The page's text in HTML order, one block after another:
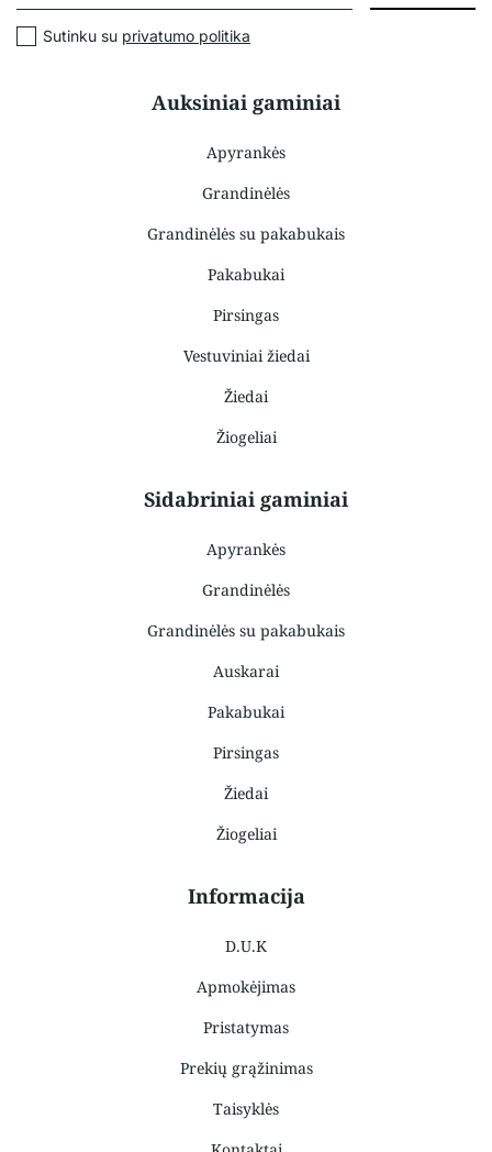
Auksiniai gaminiai
Apyrankės
Grandinėlės
Grandinėlės su pakabukais
Pakabukai
Pirsingas
Vestuviniai žiedai
Žiedai
Žiogeliai
Sidabriniai gaminiai
Apyrankės
Grandinėlės
Grandinėlės su pakabukais
Auskarai
Pakabukai
Pirsingas
Žiedai
Žiogeliai
Informacija
D.U.K
Apmokėjimas
Pristatymas
Prekių grąžinimas
Taisyklės
Sutinku su privatumo politika